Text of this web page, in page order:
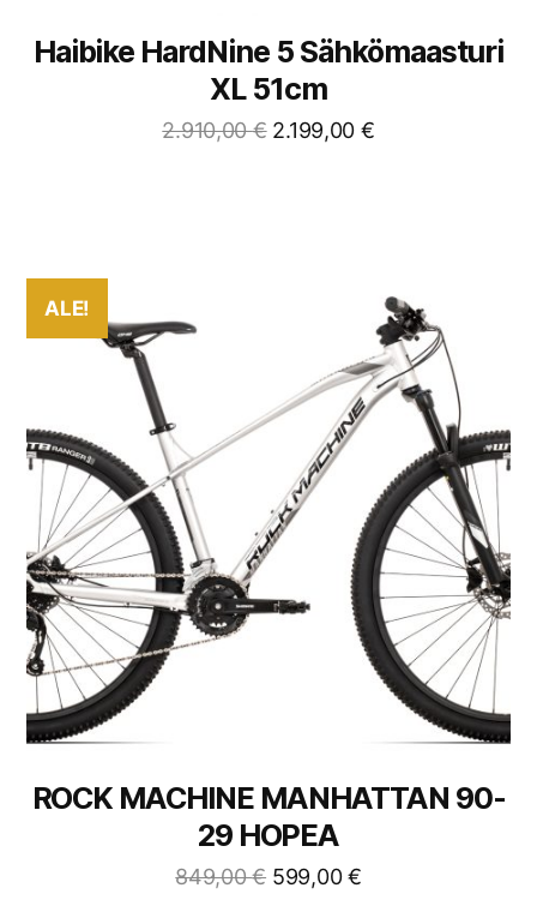
Haibike HardNine 5 Sähkömaasturi
XL 51cm
2.910,00€ 2.199,00 €
ALE!
ROCK MACHINE MANHATTAN 90-
29 HOPEA
849,00€ 599,00€